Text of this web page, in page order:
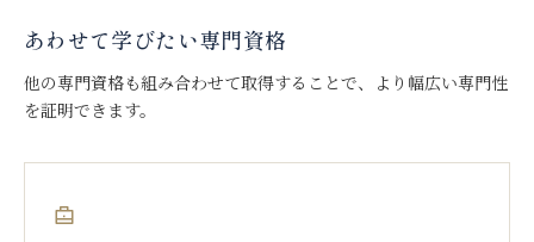
あわせて学びたい専門資格
他の専門資格も組み合わせて取得することで、より幅広い専門性
を証明できます。